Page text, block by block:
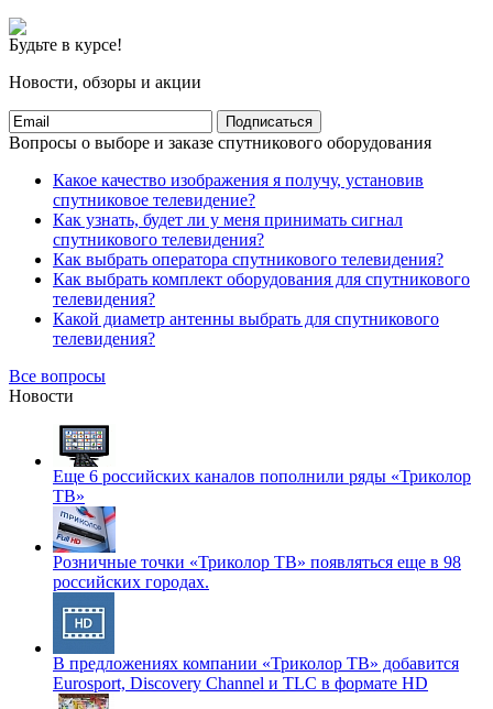
Будьте в курсе!
Новости, обзоры и акции
Подписаться
Вопросы о выборе и заказе спутникового оборудования
Какое качество изображения я получу, установив
спутниковое телевидение?
Как узнать, будет ли у меня принимать сигнал
спутникового телевидения?
Как выбрать оператора спутникового телевидения?
Как выбрать комплект оборудования для спутникового
телевидения?
Какой диаметр антенны выбрать для спутникового
телевидения?
Все вопросы
Новости
Еще 6 российских каналов пополнили ряды «Триколор
ТВ»
Розничные точки «Триколор ТВ» появляться еще в 98
российских городах.
В предложениях компании «Триколор ТВ» добавится
Eurosport, Discovery Channel и TLC в формате HD